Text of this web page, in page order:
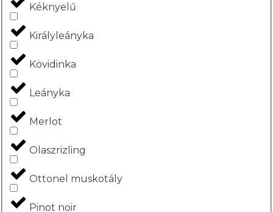
Kéknyelű
Királyleányka
Kövidinka
Leányka
Merlot
Olaszrizling
Ottonel muskotály
Pinot noir